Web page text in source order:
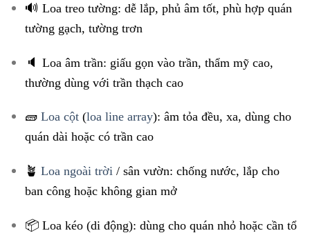
🔊 Loa treo tường: dễ lắp, phủ âm tốt, phù hợp quán
tường gạch, tường trơn
🔈 Loa âm trần: giấu gọn vào trần, thẩm mỹ cao,
thường dùng với trần thạch cao
🧱 Loa cột(loa line array): âm tỏa đều, xa, dùng cho
quán dài hoặc có trần cao
🪴 Loa ngoài trời/ sân vườn: chống nước, lắp cho
ban công hoặc không gian mở
📦 Loa kéo (di động): dùng cho quán nhỏ hoặc cần tổ